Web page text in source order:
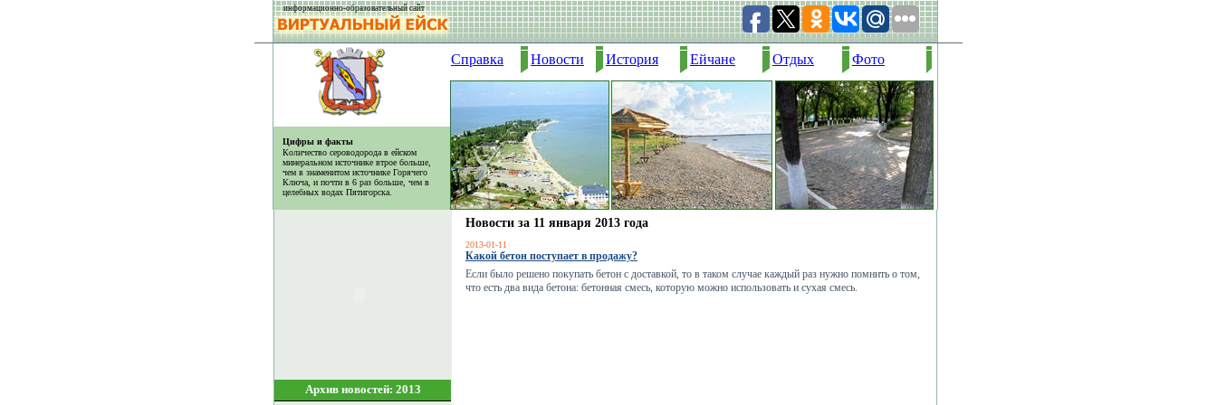
информационно-образовательный сайт
Цифры и факты
Количество сероводорода в ейском
минеральном источнике втрое больше,
чем в знаменитом источнике Горячего
Ключа, и почти в 6 раз больше, чем в
целебных водах Пятигорска.
Справка Новости История Ейчане Отдых Фото
Новости за 11 января 2013 года
2013-01-11
Какой бетон поступает в продажу?
Если было решено покупать бетон с доставкой, то в таком случае каждый раз нужно помнить о том,
что есть два вида бетона: бетонная смесь, которую можно использовать и сухая смесь.
Архив новостей: 2013